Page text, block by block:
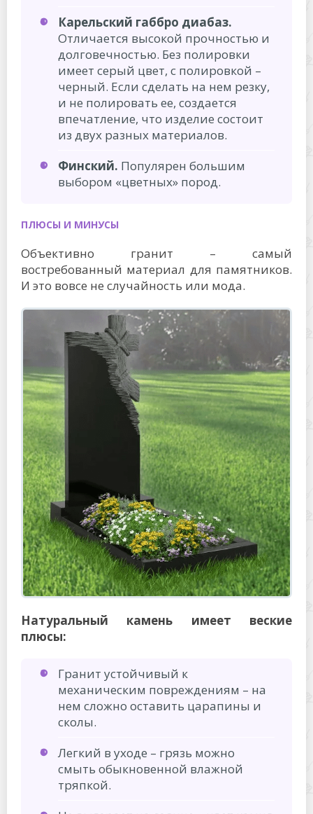
Карельский габбро диабаз.
Отличается высокой прочностью и
долговечностью. Без полировки
имеет серый цвет, с полировкой –
черный. Если сделать на нем резку,
и не полировать ее, создается
впечатление, что изделие состоит
из двух разных материалов.
Финский. Популярен большим
выбором «цветных» пород.
ПЛЮСЫ И МИНУСЫ
Объективно гранит – самый
востребованный материал для памятников.
И это вовсе не случайность или мода.
Натуральный камень имеет веские
плюсы:
Гранит устойчивый к
механическим повреждениям – на
нем сложно оставить царапины и
сколы.
Легкий в уходе – грязь можно
смыть обыкновенной влажной
тряпкой.